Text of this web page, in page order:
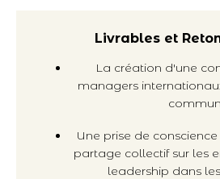
Livrables et
La création d'une
managers
Une prise de
partage collectif sur les
leadership dans